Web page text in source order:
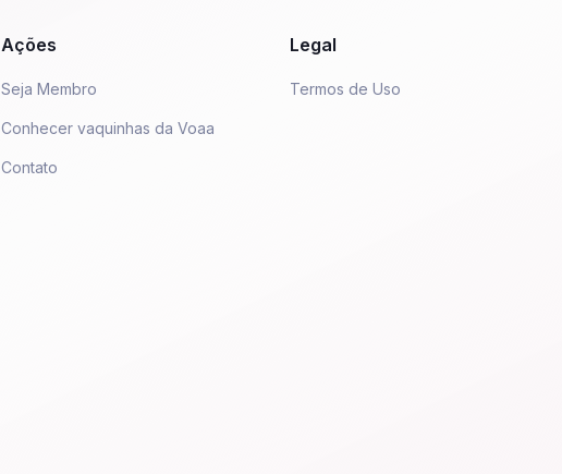
Ações
Seja Membro
Conhecer vaquinhas da Voaa
Contato
Legal
Termos de Uso